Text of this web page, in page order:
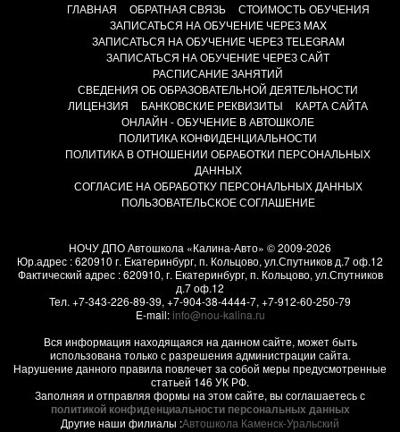
ГЛАВНАЯ ОБРАТНАЯ СВЯЗЬ
СТОИМОСТЬ ОБУЧЕНИЯ
ЗАПИСАТЬСЯ НА ОБУЧЕНИЕ ЧЕРЕЗ MAX
ЗАПИСАТЬСЯ НА ОБУЧЕНИЕ ЧЕРЕЗ TELEGRAM
ЗАПИСАТЬСЯ НА ОБУЧЕНИЕ ЧЕРЕЗ САЙТ
РАСПИСАНИЕ ЗАНЯТИЙ
СВЕДЕНИЯ ОБ ОБРАЗОВАТЕЛЬНОЙ ДЕЯТЕЛЬНОСТИ
ЛИЦЕНЗИЯ
БАНКОВСКИЕ РЕКВИЗИТЫ
КАРТА САЙТА
ОНЛАЙН - ОБУЧЕНИЕ В АВТОШКОЛЕ
ПОЛИТИКА КОНФИДЕНЦИАЛЬНОСТИ
ПОЛИТИКА В ОТНОШЕНИИ ОБРАБОТКИ ПЕРСОНАЛЬНЫХ
ДАННЫХ
СОГЛАСИЕ НА ОБРАБОТКУ ПЕРСОНАЛЬНЫХ ДАННЫХ
ПОЛЬЗОВАТЕЛЬСКОЕ СОГЛАШЕНИЕ
НОЧУ ДПО Автошкола «Калина-Авто» © 2009-2026
Юр.адрес : 620910 г. Екатеринбург, п. Кольцово, ул.Спутников д.7 оф.12
Фактический адрес :620910, г. Екатеринбург, п. Кольцово, ул.Спутников
д.7 оф.12
Тел. +7-343-226-89-39, +7-904-38-4444-7, +7-912-60-250-79
E-mail:info@nou-kalina.ru
Вся информация находящаяся на данном сайте, может быть
использована только с разрешения администрации сайта.
Нарушение данного правила повлечет за собой меры предусмотренные
статьей 146 УК РФ.
Заполняя и отправляя формы на этом сайте, вы соглашаетесь с
политикой конфиденциальности персональных данных
Другие наши филиалы :Автошкола Каменск-Уральский